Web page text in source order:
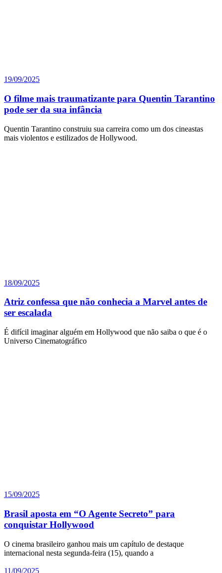
19/09/2025
O filme mais traumatizante para Quentin Tarantino
pode ser da sua infância
Quentin Tarantino construiu sua carreira como um dos cineastas
mais violentos e estilizados de Hollywood.
18/09/2025
Atriz confessa que não conhecia a Marvel antes de
ser escalada
É difícil imaginar alguém em Hollywood que não saiba o que é o
Universo Cinematográfico
15/09/2025
Brasil aposta em “O Agente Secreto” para
conquistar Hollywood
O cinema brasileiro ganhou mais um capítulo de destaque
internacional nesta segunda-feira (15), quando a
11/09/2025